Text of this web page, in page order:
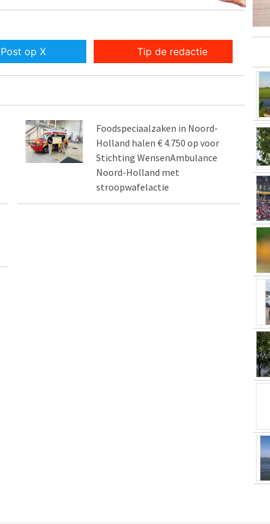
Post op X Tip de redactie
Foodspeciaalzaken in Noord-
Holland halen € 4.750 op voor
Stichting WensenAmbulance
Noord-Holland met
stroopwafelactie